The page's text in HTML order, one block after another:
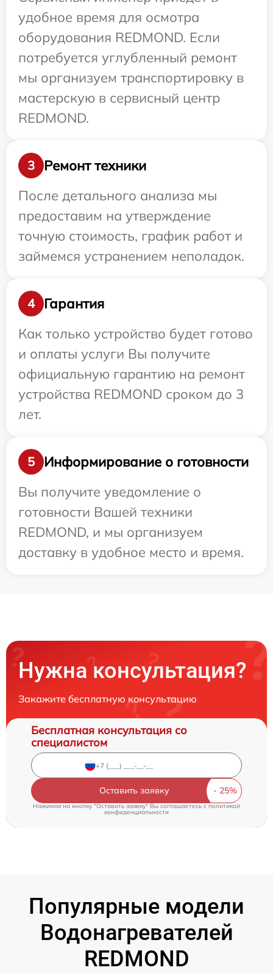
удобное время для осмотра
оборудования REDMOND. Если
потребуется углубленный ремонт
мы организуем транспортировку в
мастерскую в сервисный центр
REDMOND.
3
Ремонт техники
После детального анализа мы
предоставим на утверждение
точную стоимость, график работ и
займемся устранением неполадок.
4
Гарантия
Как только устройство будет готово
и оплаты услуги Вы получите
официальную гарантию на ремонт
устройства REDMOND сроком до 3
лет.
5
Информирование о готовности
Вы получите уведомление о
готовности Вашей техники
REDMOND, и мы организуем
доставку в удобное место и время.
Нужна консультация?
Закажите бесплатную консультацию
Бесплатная консультация со
специалистом
Оставить заявку
Нажимая на кнопку "Оставить заявку" Вы соглашаетесь c политикой
конфиденциальности
Популярные модели
Водонагревателей
REDMOND